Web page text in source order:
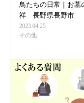
鳥たちの日常｜お墓
祥 長野県長野市
2023.04.25
その他